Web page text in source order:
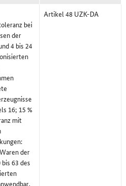
bei
der
4 bis 24
16; 15 %
mit
der
63 des
Artikel 48 UZK-DA